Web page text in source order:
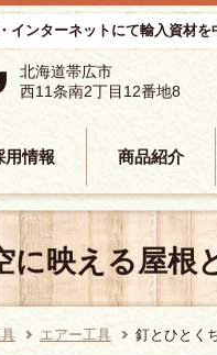
インターネットにて輸入資材
北海道帯広市
西11条南2丁目12番地8
用情報 商品紹介
に映える屋根
エアー工具 釘とひとく